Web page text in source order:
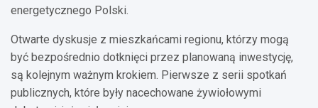
energetycznego Polski.
Otwarte dyskusje z mieszkańcami regionu, którzy mogą
być bezpośrednio dotknięci przez planowaną inwestycję,
są kolejnym ważnym krokiem. Pierwsze z serii spotkań
publicznych, które były nacechowane żywiołowymi